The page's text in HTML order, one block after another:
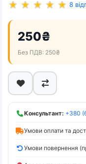
8
250₴
Без ПДВ: 250₴
Консультант: +380
Умови оплати та
Умови повернення